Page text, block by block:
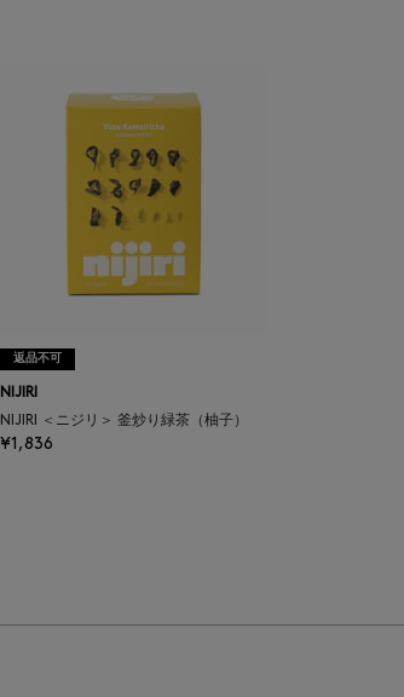
返品不可
NIJIRI
NIJIRI ＜ニジリ＞ 釜炒り緑茶（柚子）
¥1,836